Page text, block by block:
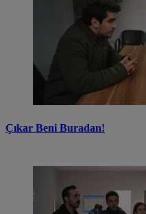
Çıkar Beni Buradan!